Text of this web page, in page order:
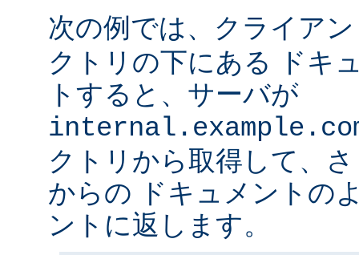
次の例では、クライア
クトリの下にある ドキ
トすると、サーバが
クトリから取得して、
からの ドキュメントの
ントに返します。